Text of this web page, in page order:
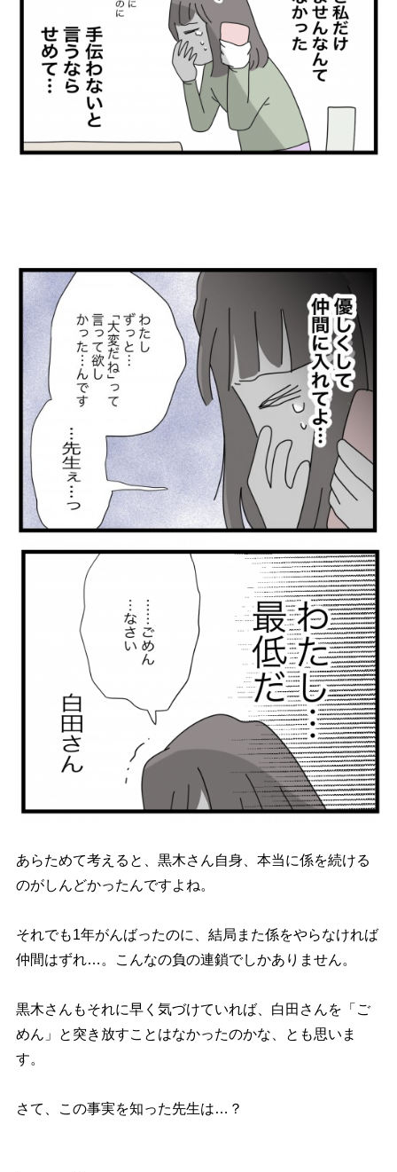
あらためて考えると、黒木さん自身、本当に係を続ける
のがしんどかったんですよね。
それでも1年がんばったのに、結局また係をやらなければ
仲間はずれ…。こんなの負の連鎖でしかありません。
黒木さんもそれに早く気づけていれば、白田さんを「ご
めん」と突き放すことはなかったのかな、とも思いま
す。
さて、この事実を知った先生は…？